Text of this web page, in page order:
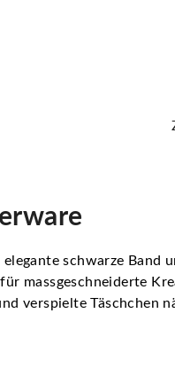
schwarze Band
massgeschneiderte
verspielte Täschchen